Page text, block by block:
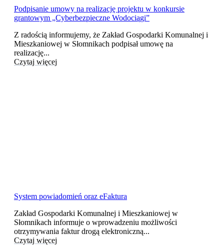
Podpisanie umowy na realizację projektu w konkursie
grantowym „Cyberbezpieczne Wodociągi”
Z radością informujemy, że Zakład Gospodarki Komunalnej i
Mieszkaniowej w Słomnikach podpisał umowę na
realizację...
Czytaj więcej
System powiadomień oraz eFaktura
Zakład Gospodarki Komunalnej i Mieszkaniowej w
Słomnikach informuje o wprowadzeniu możliwości
otrzymywania faktur drogą elektroniczną...
Czytaj więcej